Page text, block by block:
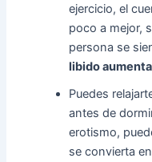
ejercicio, el
poco a mejor,
persona se
libido
Puedes
antes de
erotismo,
se convierta